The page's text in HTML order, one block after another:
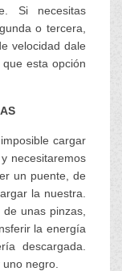
Si necesitas
o tercera,
velocidad dale
esta opción
cargar
necesitaremos
un puente, de
la nuestra.
unas pinzas,
la energía
descargada.
negro.